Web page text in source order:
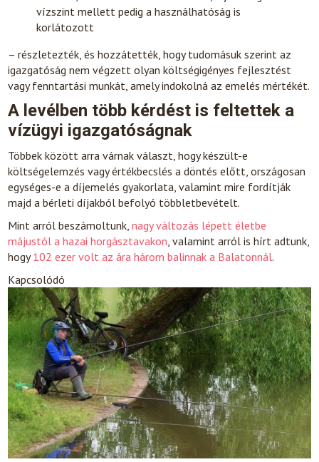
vízszint mellett pedig a használhatóság is
korlátozott
– részletezték, és hozzátették, hogy tudomásuk szerint az
igazgatóság nem végzett olyan költségigényes fejlesztést
vagy fenntartási munkát, amely indokolná az emelés mértékét.
A levélben több kérdést is feltettek a
vízügyi igazgatóságnak
Többek között arra várnak választ, hogy készült-e
költségelemzés vagy értékbecslés a döntés előtt, országosan
egységes-e a díjemelés gyakorlata, valamint mire fordítják
majd a bérleti díjakból befolyó többletbevételt.
Mint arról beszámoltunk,nagy változás lépett életbe
májustól a hazai horgásztavakon, valamint arról is hírt adtunk,
hogy102 ezer volt az ára három balinnak a Balatonnál.
Kapcsolódó